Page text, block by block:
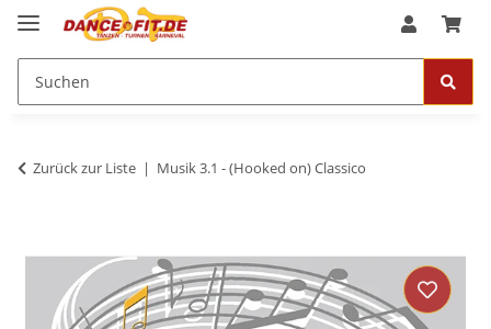
Zurück zur Liste Musik 3.1 - (Hooked on) Classico